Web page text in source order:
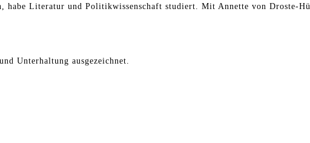
Literatur und Politikwissenschaft studiert. Mit Annette von Droste-
Unterhaltung ausgezeichnet.